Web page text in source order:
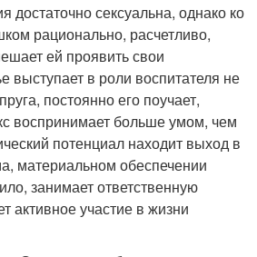
достаточно сексуальна, однако ко
рационально, расчетливо,
ей проявить свои
выступает в роли воспитателя не
постоянно его поучает,
воспринимает больше умом, чем
потенциал находит выход в
материальном обеспечении
занимает ответственную
активное участие в жизни